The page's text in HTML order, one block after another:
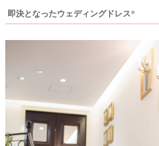
即決となったウェディングドレス*
着
レ
ポ